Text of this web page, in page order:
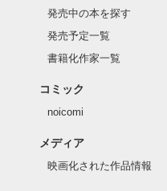
綺麗な青色の瞳
た
裏は……
したギルは
タイア王国の王太子……セドリ
理の妹、マドレーヌが立って
かしら）
前世で読んだ小説の悪役令嬢
宝玉を抑えて国を守っていた
終わると思っているんでしょ
われたフランソワーズは国外
ソワーズの前に現れたのは
ーズの『聖女』としての力を欲
た救世主として持ち上げられ
発売中の本を探す
発売予定一覧
書籍化作家一覧
コミック
noicomi
メディア
映画化された作品情報